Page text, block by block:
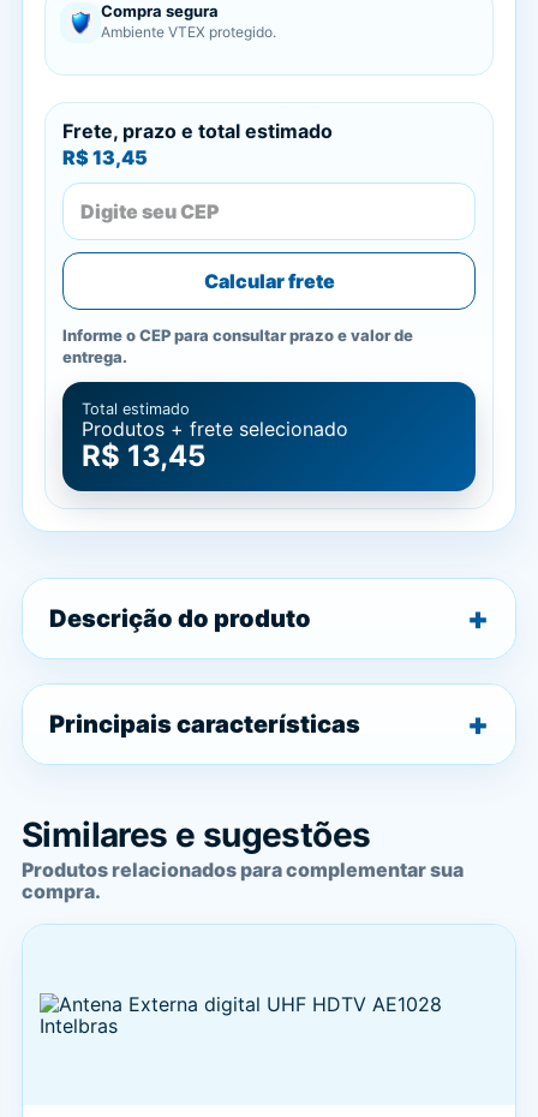
Compra segura
Ambiente VTEX protegido.
Frete, prazo e total estimado
R$ 13,45
Calcular frete
Informe o CEP para consultar prazo e valor de
entrega.
Total estimado
Produtos + frete selecionado
R$ 13,45
Descrição do produto
Principais características
Similares e sugestões
Produtos relacionados para complementar sua
compra.